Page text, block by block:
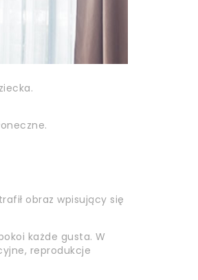
obraz wpisujący się
każde gusta. W
reprodukcje